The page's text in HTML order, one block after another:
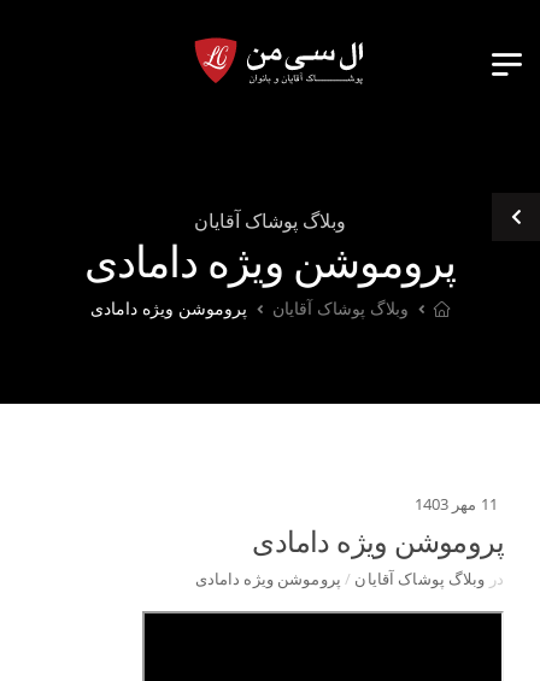
وبلاگ پوشاک آقایان
پروموشن ویژه دامادی
وبلاگ پوشاک آقایان پروموشن ویژه دامادی
11 مهر 1403
پروموشن ویژه دامادی
در وبلاگ پوشاک آقایان / پروموشن ویژه دامادی